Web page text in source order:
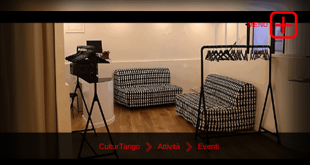
CulturTango Attività Eventi